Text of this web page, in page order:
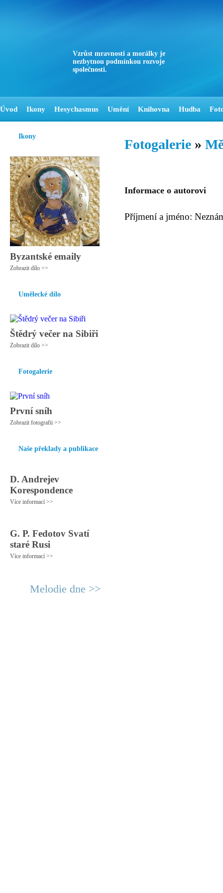
Vzrůst mravnosti a morálky je
nezbytnou podmínkou rozvoje
společnosti.
Úvod Ikony Hesychasmus Umění Knihovna Hudba
Ikony
Byzantské emaily
Zobrazit dílo >>
Umělecké dílo
Štědrý večer na Sibiři
Zobrazit dílo >>
Fotogalerie
První sníh
Zobrazit fotografii >>
Naše překlady a publikace
D. Andrejev
Korespondence
Více informací >>
G. P. Fedotov Svatí
staré Rusi
Více informací >>
Melodie dne >>
Fotogalerie »
Informace o autorovi
Příjmení a jméno: